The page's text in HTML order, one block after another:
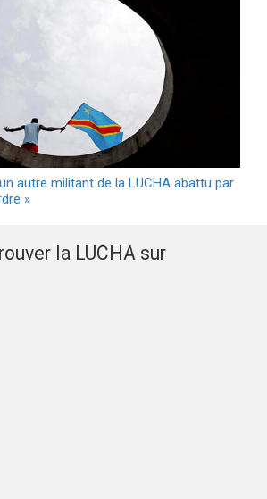
autre militant de la LUCHA abattu par
»
la LUCHA sur